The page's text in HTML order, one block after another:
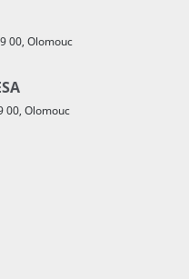
00, Olomouc
00, Olomouc